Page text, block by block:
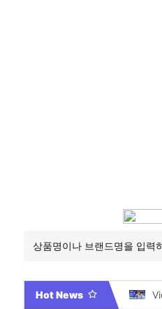
Hot News